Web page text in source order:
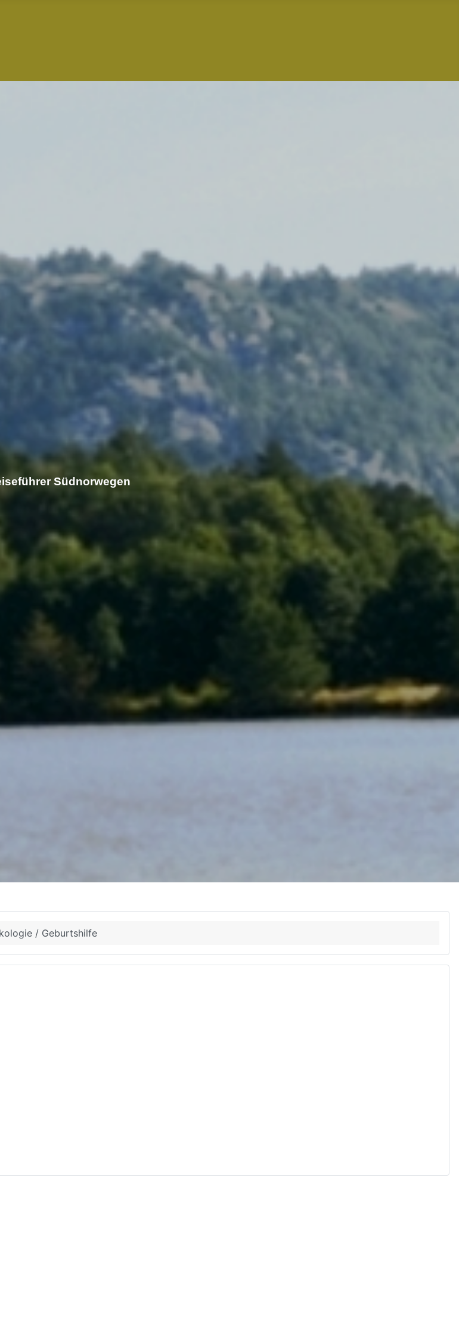
Südnorwegen
/ Geburtshilfe